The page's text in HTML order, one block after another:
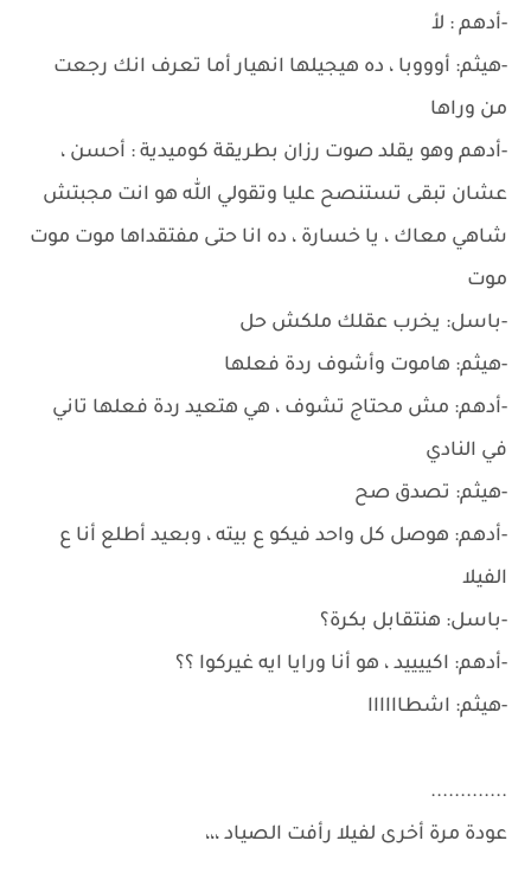
-أدهم : لأ
-هيثم: أوووبا ، ده هيجيلها انهيار أما تعرف انك رجعت
من وراها
-أدهم وهو يقلد صوت رزان بطريقة كوميدية : أحسن ،
عشان تبقى تستنصح عليا وتقولي الله هو انت مجبتش
شاهي معاك ، يا خسارة ، ده انا حتى مفتقداها موت موت
موت
-باسل: يخرب عقلك ملكش حل
-هيثم: هاموت وأشوف ردة فعلها
-أدهم: مش محتاج تشوف ، هي هتعيد ردة فعلها تاني
في النادي
-هيثم: تصدق صح
-أدهم: هوصل كل واحد فيكو ع بيته ، وبعيد أطلع أنا ع
الفيلا
-باسل: هنتقابل بكرة؟
-أدهم: اكييييد ، هو أنا ورايا ايه غيركوا ؟؟
-هيثم: اشطاااااا
.............
عودة مرة أخرى لفيلا رأفت الصياد ،،،